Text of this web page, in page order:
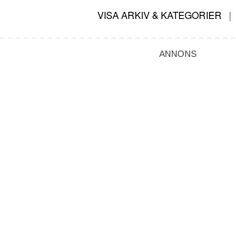
VISA ARKIV & KATEGORIER |